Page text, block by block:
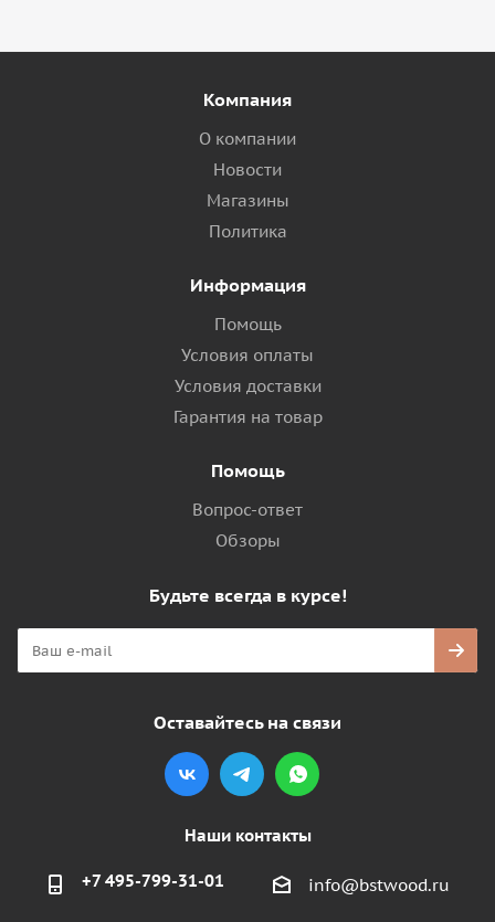
Компания
О компании
Новости
Магазины
Политика
Информация
Помощь
Условия оплаты
Условия доставки
Гарантия на товар
Помощь
Вопрос-ответ
Обзоры
Будьте всегда в курсе!
Оставайтесь на связи
Наши контакты
+7 495-799-31-01 info@bstwood.ru